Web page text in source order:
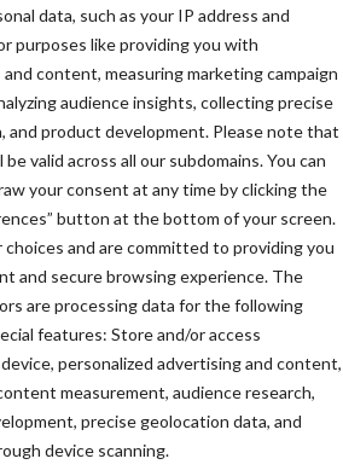
data, such as your IP address and
purposes like providing you with
and content, measuring marketing campaign
audience insights, collecting precise
and product development. Please note that
valid across all our subdomains. You can
your consent at any time by clicking the
button at the bottom of your screen.
and are committed to providing you
and secure browsing experience. The
are processing data for the following
features: Store and/or access
personalized advertising and content,
measurement, audience research,
precise geolocation data, and
device scanning.
onze partner De Heus
Heus rondt overname CJ
& Care af
onze partner De Heus
2026: zo haal je
uit minder stikstof
onze partner De Heus
Galesloot investeert
stal en voer voor rust op
erf